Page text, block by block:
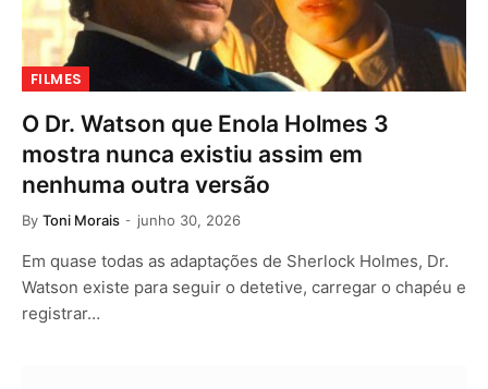
FILMES
O Dr. Watson que Enola Holmes 3
mostra nunca existiu assim em
nenhuma outra versão
By Toni Morais junho 30, 2026
Em quase todas as adaptações de Sherlock Holmes, Dr.
Watson existe para seguir o detetive, carregar o chapéu e
registrar…